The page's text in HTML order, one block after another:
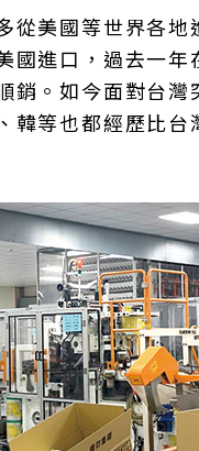
從美國等世界各
進口，過去一
銷。如今面對台
韓等也都經歷比